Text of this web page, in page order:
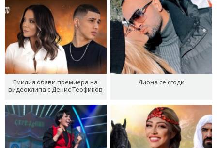
Емилия обяви премиера на
видеоклипа с Денис Теофиков
Диона се сгоди